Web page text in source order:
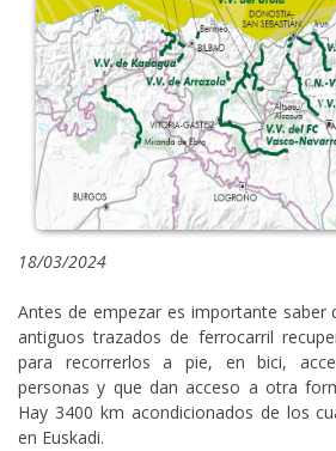
18/03/2024
Antes de empezar es importante saber
antiguos trazados de ferrocarril
para recorrerlos a pie, en bici,
personas y que dan acceso a otra
Hay 3400 km acondicionados de los
en Euskadi.